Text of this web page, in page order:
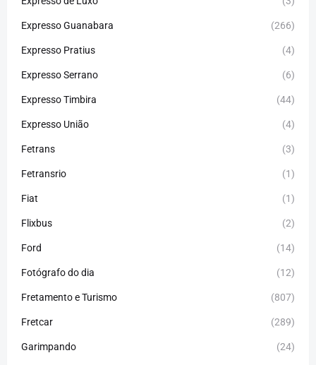
Expresso Guanabara (266)
Expresso Pratius (4)
Expresso Serrano (6)
Expresso Timbira (44)
Expresso União (4)
Fetrans (3)
Fetransrio (1)
Fiat (1)
Flixbus (2)
Ford (14)
Fotógrafo do dia (12)
Fretamento e Turismo (807)
Fretcar (289)
Garimpando (24)